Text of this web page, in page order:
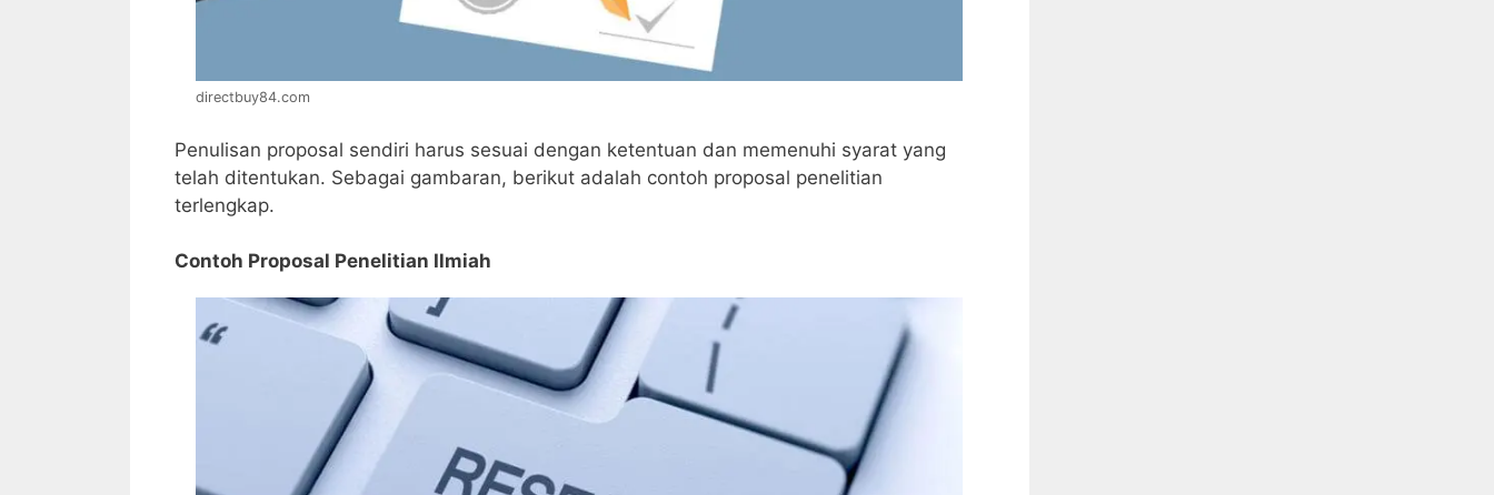
directbuy84.com
Penulisan proposal sendiri harus sesuai dengan ketentuan dan memenuhi syarat yang
telah ditentukan. Sebagai gambaran, berikut adalah contoh proposal penelitian
terlengkap.
Contoh Proposal Penelitian Ilmiah